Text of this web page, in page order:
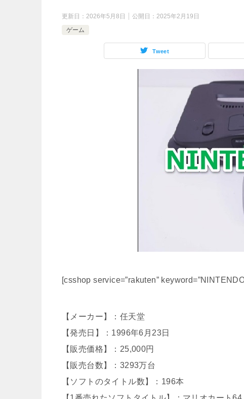
更新日： 2026年5月8日 公開日： 2025年2月19日
ゲーム
Tweet
[csshop service=”rakuten”
【メーカー】：任天堂
【発売日】：1996年6月23日
【販売価格】：25,000円
【販売台数】：3293万台
【ソフトのタイトル数】：196本